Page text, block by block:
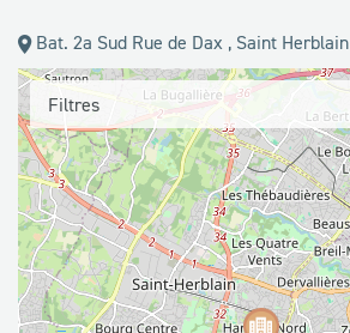
Bat. 2a Sud Rue de Dax , Saint Herblain
Filtres